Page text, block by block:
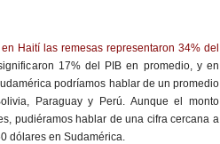
Haití las remesas representaron 34% del
17% del PIB en promedio, y en
podríamos hablar de un promedio
Paraguay y Perú. Aunque el monto
pudiéramos hablar de una cifra cercana a
dólares en Sudamérica.